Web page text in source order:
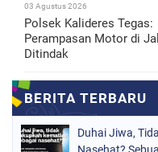
03 Agustus 2026
Polsek Kalideres Tegas:
Perampasan Motor di
Ditindak
Duhai Jiwa,
Nasehat?